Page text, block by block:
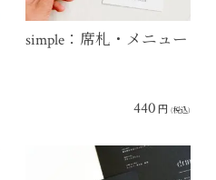
simple：席札・メニュー
440 円 (税込)